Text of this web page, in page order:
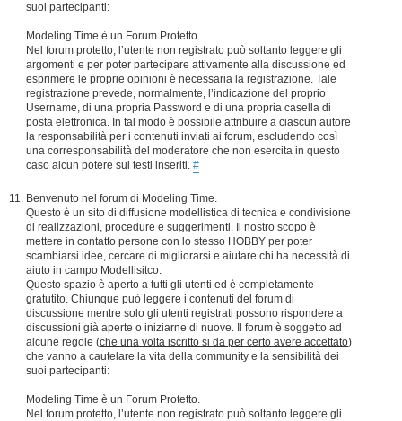
suoi partecipanti:
Modeling Time è un Forum Protetto.
Nel forum protetto, l’utente non registrato può soltanto leggere gli
argomenti e per poter partecipare attivamente alla discussione ed
esprimere le proprie opinioni è necessaria la registrazione. Tale
registrazione prevede, normalmente, l’indicazione del proprio
Username, di una propria Password e di una propria casella di
posta elettronica. In tal modo è possibile attribuire a ciascun autore
la responsabilità per i contenuti inviati ai forum, escludendo così
una corresponsabilità del moderatore che non esercita in questo
caso alcun potere sui testi inseriti. #
Benvenuto nel forum di Modeling Time.
Questo è un sito di diffusione modellistica di tecnica e condivisione
di realizzazioni, procedure e suggerimenti. Il nostro scopo è
mettere in contatto persone con lo stesso HOBBY per poter
scambiarsi idee, cercare di migliorarsi e aiutare chi ha necessità di
aiuto in campo Modellisitco.
Questo spazio è aperto a tutti gli utenti ed è completamente
gratutito. Chiunque può leggere i contenuti del forum di
discussione mentre solo gli utenti registrati possono rispondere a
discussioni già aperte o iniziarne di nuove. Il forum è soggetto ad
alcune regole (che una volta iscritto si da per certo avere accettato)
che vanno a cautelare la vita della community e la sensibilità dei
suoi partecipanti:
Modeling Time è un Forum Protetto.
Nel forum protetto, l’utente non registrato può soltanto leggere gli